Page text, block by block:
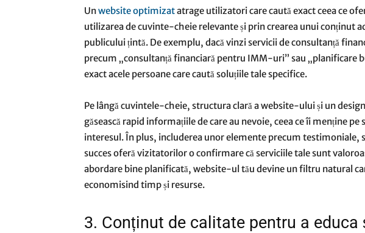
Unwebsite optimizatatrage utilizatori care caută exact ceea ce
utilizarea de cuvinte-cheie relevante și prin crearea unui conținut
publicului țintă. De exemplu, dacă vinzi servicii de consultanță
precum „consultanță financiară pentru IMM-uri” sau „planificare
exact acele persoane care caută soluțiile tale specifice.
Pe lângă cuvintele-cheie, structura clară a website-ului și un
găsească rapid informațiile de care au nevoie, ceea ce îi menține
interesul. În plus, includerea unor elemente precum testimoniale,
succes oferă vizitatorilor o confirmare că serviciile tale sunt
abordare bine planificată, website-ul tău devine un filtru natural
economisind timp și resurse.
3. Conținut de calitate pentru a educa